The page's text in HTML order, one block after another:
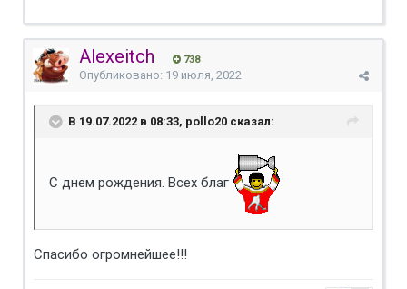
Alexeitch 738
Опубликовано: 19 июля, 2022
В 19.07.2022 в 08:33, pollo20 сказал:
С днем рождения. Всех благ
Спасибо огромнейшее!!!